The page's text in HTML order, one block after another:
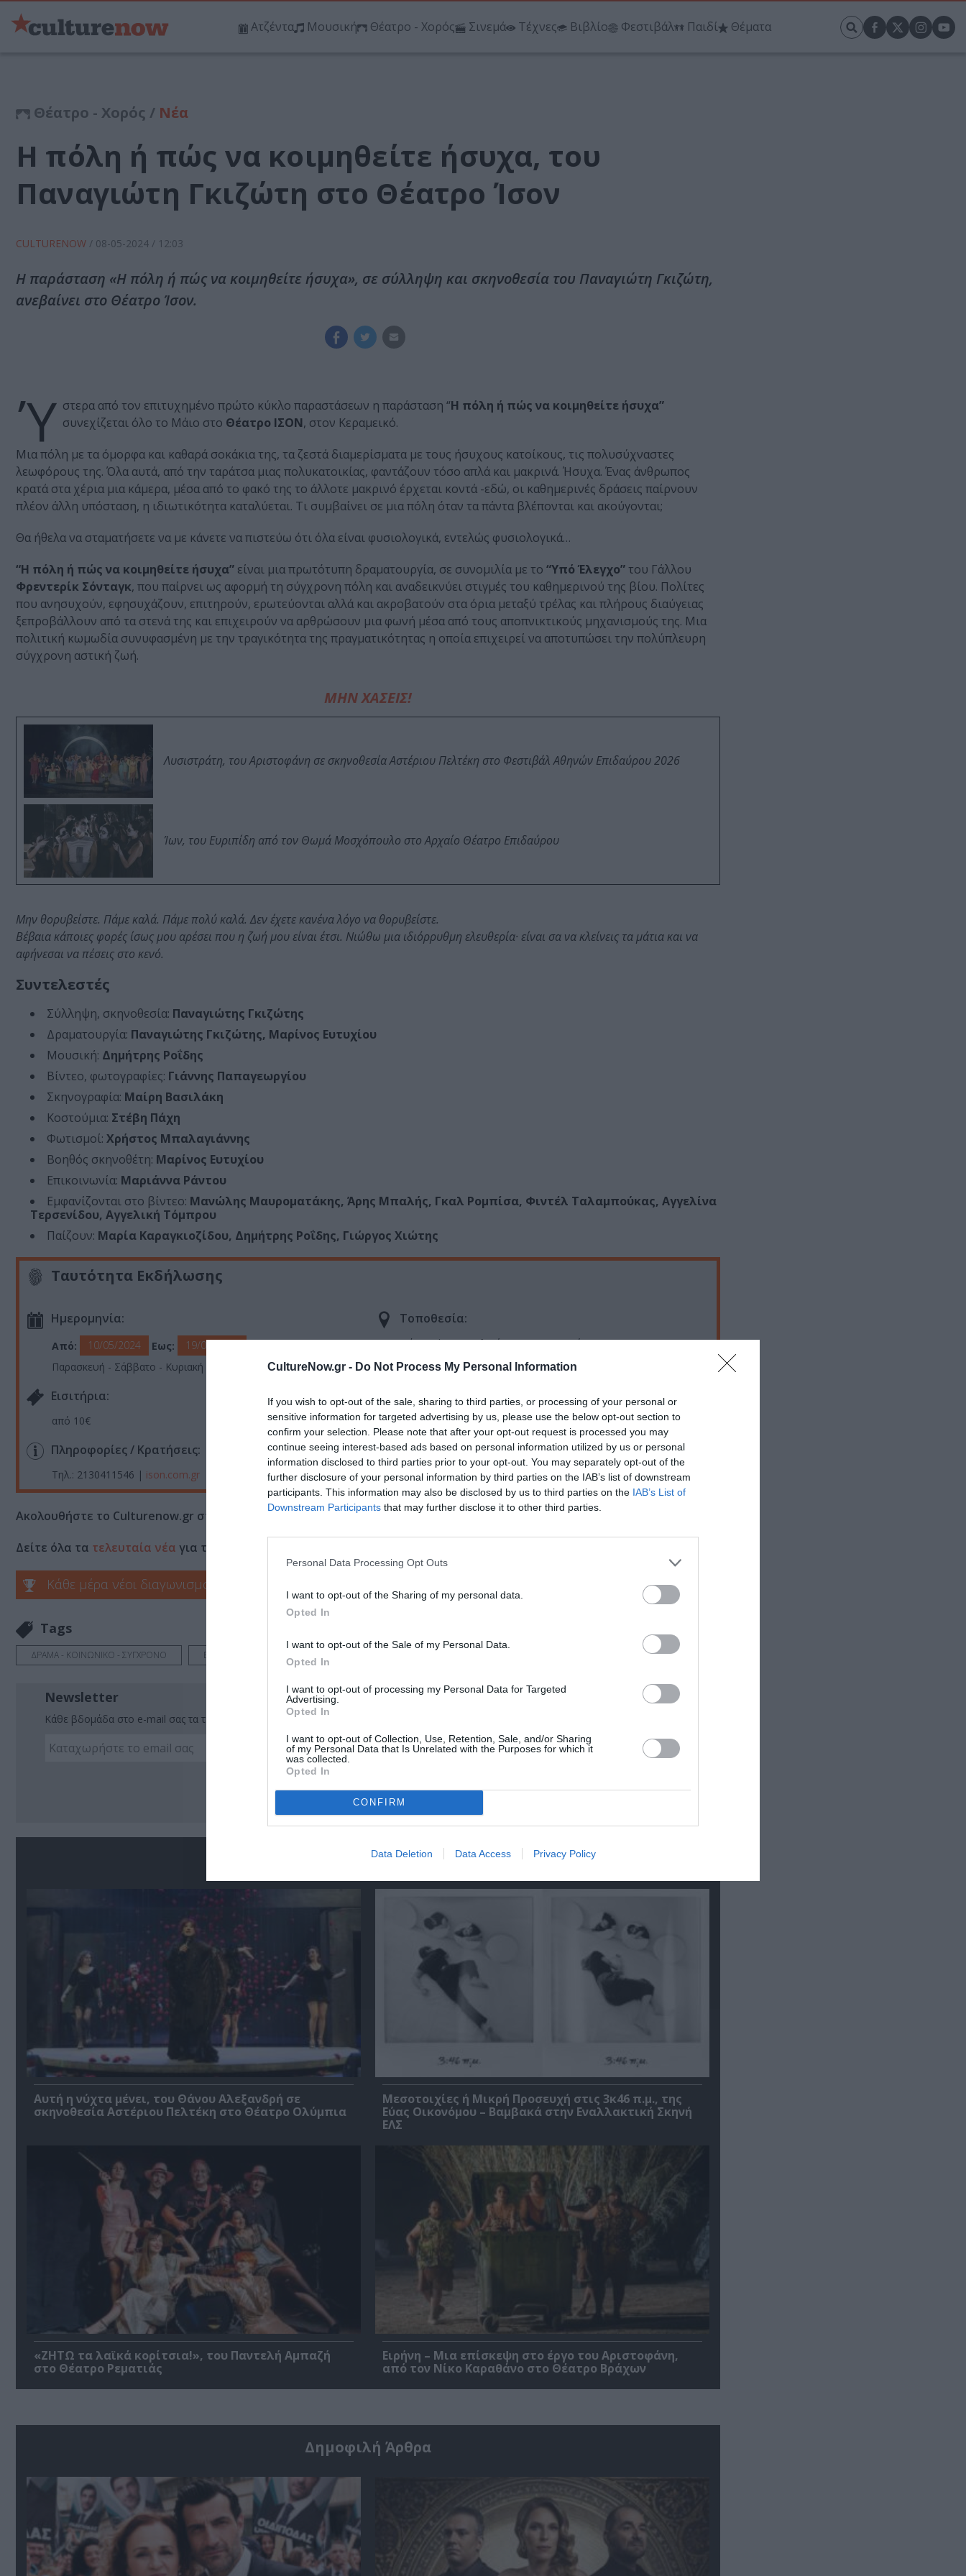
CultureNow.gr - Do Not Process My Personal Information
If you wish to opt-out of the sale, sharing to third parties, or processing of your personal or
sensitive information for targeted advertising by us, please use the below opt-out section to
confirm your selection. Please note that after your opt-out request is processed you may
continue seeing interest-based ads based on personal information utilized by us or personal
information disclosed to third parties prior to your opt-out. You may separately opt-out of the
further disclosure of your personal information by third parties on the IAB’s list of downstream
participants. This information may also be disclosed by us to third parties on the IAB’s List of
Downstream Participants that may further disclose it to other third parties.
Personal Data Processing Opt Outs
I want to opt-out of the Sharing of my personal data.
Opted In
I want to opt-out of the Sale of my Personal Data.
Opted In
I want to opt-out of processing my Personal Data for Targeted
Advertising.
Opted In
I want to opt-out of Collection, Use, Retention, Sale, and/or Sharing
of my Personal Data that Is Unrelated with the Purposes for which it
was collected.
Opted In
CONFIRM
Data Deletion Data Access Privacy Policy
Ατζέντα Μουσική Θέατρο - Χορός Σινεμά Τέχνες Βιβλίο Φεστιβάλ Παιδί Θέματα
Θέατρο - Χορός / Νέα
Η πόλη ή πώς να κοιμηθείτε ήσυχα, του
Παναγιώτη Γκιζώτη στο Θέατρο Ίσον
CULTURENOW / 08-05-2024 / 12:03
Η παράσταση «Η πόλη ή πώς να κοιμηθείτε ήσυχα», σε σύλληψη και σκηνοθεσία του Παναγιώτη Γκιζώτη,
ανεβαίνει στο Θέατρο Ίσον.
Ύ στερα από τον επιτυχημένο πρώτο κύκλο παραστάσεων η παράσταση “Η πόλη ή πώς να κοιμηθείτε ήσυχα”
συνεχίζεται όλο το Μάιο στο Θέατρο ΙΣΟΝ, στον Κεραμεικό.
Μια πόλη με τα όμορφα και καθαρά σοκάκια της, τα ζεστά διαμερίσματα με τους ήσυχους κατοίκους, τις πολυσύχναστες
λεωφόρους της. Όλα αυτά, από την ταράτσα μιας πολυκατοικίας, φαντάζουν τόσο απλά και μακρινά. Ήσυχα. Ένας άνθρωπος
κρατά στα χέρια μια κάμερα, μέσα από το φακό της το άλλοτε μακρινό έρχεται κοντά -εδώ, οι καθημερινές δράσεις παίρνουν
πλέον άλλη υπόσταση, η ιδιωτικότητα καταλύεται. Τι συμβαίνει σε μια πόλη όταν τα πάντα βλέπονται και ακούγονται;
Θα ήθελα να σταματήσετε να με κάνετε να πιστεύω ότι όλα είναι φυσιολογικά, εντελώς φυσιολογικά…
“Η πόλη ή πώς να κοιμηθείτε ήσυχα” είναι μια πρωτότυπη δραματουργία, σε συνομιλία με το “Υπό Έλεγχο” του Γάλλου
Φρεντερίκ Σόνταγκ, που παίρνει ως αφορμή τη σύγχρονη πόλη και αναδεικνύει στιγμές του καθημερινού της βίου. Πολίτες
που ανησυχούν, εφησυχάζουν, επιτηρούν, ερωτεύονται αλλά και ακροβατούν στα όρια μεταξύ τρέλας και πλήρους διαύγειας
ξεπροβάλλουν από τα στενά της και επιχειρούν να αρθρώσουν μια φωνή μέσα από τους αποπνικτικούς μηχανισμούς της. Μια
πολιτική κωμωδία συνυφασμένη με την τραγικότητα της πραγματικότητας η οποία επιχειρεί να αποτυπώσει την πολύπλευρη
σύγχρονη αστική ζωή.
ΜΗΝ ΧΑΣΕΙΣ!
Λυσιστράτη, του Αριστοφάνη σε σκηνοθεσία Αστέριου Πελτέκη στο Φεστιβάλ Αθηνών Επιδαύρου 2026
Ίων, του Ευριπίδη από τον Θωμά Μοσχόπουλο στο Αρχαίο Θέατρο Επιδαύρου
Μην θορυβείστε. Πάμε καλά. Πάμε πολύ καλά. Δεν έχετε κανένα λόγο να θορυβείστε.
Βέβαια κάποιες φορές ίσως μου αρέσει που η ζωή μου είναι έτσι. Νιώθω μια ιδιόρρυθμη ελευθερία· είναι σα να κλείνεις τα μάτια και να
αφήνεσαι να πέσεις στο κενό.
Συντελεστές
Σύλληψη, σκηνοθεσία: Παναγιώτης Γκιζώτης
Δραματουργία: Παναγιώτης Γκιζώτης, Μαρίνος Ευτυχίου
Μουσική: Δημήτρης Ροΐδης
Βίντεο, φωτογραφίες: Γιάννης Παπαγεωργίου
Σκηνογραφία: Μαίρη Βασιλάκη
Κοστούμια: Στέβη Πάχη
Φωτισμοί: Χρήστος Μπαλαγιάννης
Βοηθός σκηνοθέτη: Μαρίνος Ευτυχίου
Επικοινωνία: Μαριάννα Ράντου
Εμφανίζονται στο βίντεο: Μανώλης Μαυροματάκης, Άρης Μπαλής, Γκαλ Ρομπίσα, Φιντέλ Ταλαμπούκας, Αγγελίνα
Τερσενίδου, Αγγελική Τόμπρου
Παίζουν: Μαρία Καραγκιοζίδου, Δημήτρης Ροΐδης, Γιώργος Χιώτης
Ταυτότητα Εκδήλωσης
Ημερομηνία:
Από: 10/05/2024 Εως:
19/05/2024
Παρασκευή - Σάββατο - Κυριακή στις 21.00
Τοποθεσία:
Θέατρο Ίσον, Μελενίκου 33, Βοτανικός
Eισιτήρια:
από 10€
Πληροφορίες / Κρατήσεις:
Τηλ.: 2130411546 | ison.com.gr
Ακολουθήστε το Culturenow.gr στο Google Newsκαι μάθετε πρώτοι όλες τις ειδήσεις
Δείτε όλα τα τελευταία νέα για την Τέχνη και τον Πολιτισμό στο
Κάθε μέρα νέοι διαγωνισμοί στο Culturenow.gr Δες εδώ!❯
Tags
ΔΡΑΜΑ - ΚΟΙΝΩΝΙΚΟ - ΣΥΓΧΡΟΝΟ ΕΛΛΗΝΙΚΟ ΕΡΓΟ
Newsletter
Κάθε βδομάδα στο e-mail σας τα τελευταία νέα για την Τέχνη και τον Πολιτισμό!
Ακολουθήστε το Culturenow.gr
Σχετικά Άρθρα
Αυτή η νύχτα μένει, του Θάνου Αλεξανδρή σε
σκηνοθεσία Αστέριου Πελτέκη στο Θέατρο Ολύμπια
Μεσοτοιχίες ή Μικρή Προσευχή στις 3κ46 π.μ., της
Εύας Οικονόμου – Βαμβακά στην Εναλλακτική Σκηνή
ΕΛΣ
«ΖΗΤΩ τα λαϊκά κορίτσια!», του Παντελή Αμπαζή
στο Θέατρο Ρεματιάς
Ειρήνη – Μια επίσκεψη στο έργο του Αριστοφάνη,
από τον Νίκο Καραθάνο στο Θέατρο Βράχων
Δημοφιλή Άρθρα